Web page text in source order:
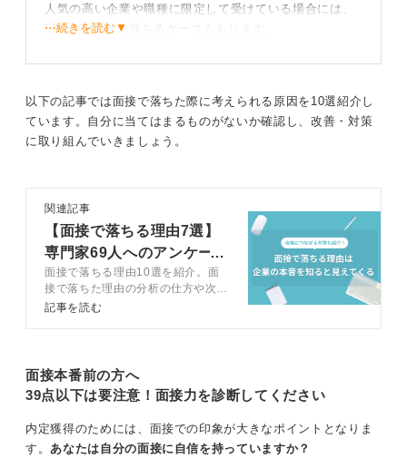
人気の高い企業や職種に限定して受けている場合には、
50社、100社と落ちるケースもあります。
ばかり受けていました。
視野を広げたりサポートを活用したりすることで内
まずは内定をいただいて安心したいということを優先さ
せるのであれば、BtoBの企業や地方の企業などを受けて
みるのも一つです。また、企業からのオファーがある企
業を受けるという選択肢もあります。
また、新卒エージェントなどを活用するのもおすすめで
す。
もらったり、選考フェーズに合わせてエントリーシート
（ES）の添削や面接対策をしてもらいながら取り組むこ
0
⋯続きを読む▼
以下の記事では面接で落ちた際に考えられる原因を10選紹介し
ています。自分に当てはまるものがないか確認し、改善・対策
に取り組んでいきましょう。
関連記事
【面接で落ちる理由7選】
専門家69人へのアンケート
結果をもとに解説
面接で落ちる理由10選を紹介。面
接で落ちた理由の分析の仕方や次の
面接に向けての対策のコツをキャリ
た人もこれから面接に臨む人も必読
です。
記事を読む
面接本番前の方へ
39点以下は要注意！面接力を診断してください
内定獲得のためには、面接での印象が大きなポイントとなりま
す。あなたは自分の面接に自信を持っていますか？